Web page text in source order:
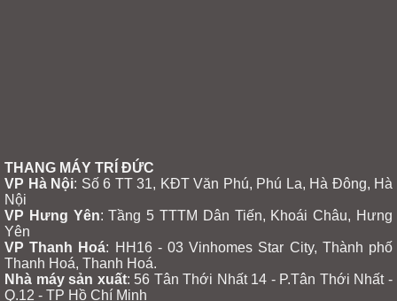
THANG MÁY TRÍ ĐỨC
VP Hà Nội: Số 6 TT 31, KĐT Văn Phú, Phú La, Hà Đông, Hà
Nội
VP Hưng Yên: Tầng 5 TTTM Dân Tiến, Khoái Châu, Hưng
Yên
VP Thanh Hoá: HH16 - 03 Vinhomes Star City, Thành phố
Thanh Hoá, Thanh Hoá.
Nhà máy sản xuất: 56 Tân Thới Nhất 14 - P.Tân Thới Nhất -
Q.12 - TP Hồ Chí Minh